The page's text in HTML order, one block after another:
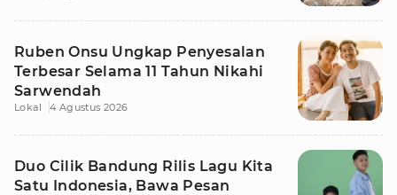
Ruben Onsu Ungkap Penyesalan
Terbesar Selama 11 Tahun Nikahi
Sarwendah
Lokal 4 Agustus 2026
Duo Cilik Bandung Rilis Lagu Kita
Satu Indonesia, Bawa Pesan